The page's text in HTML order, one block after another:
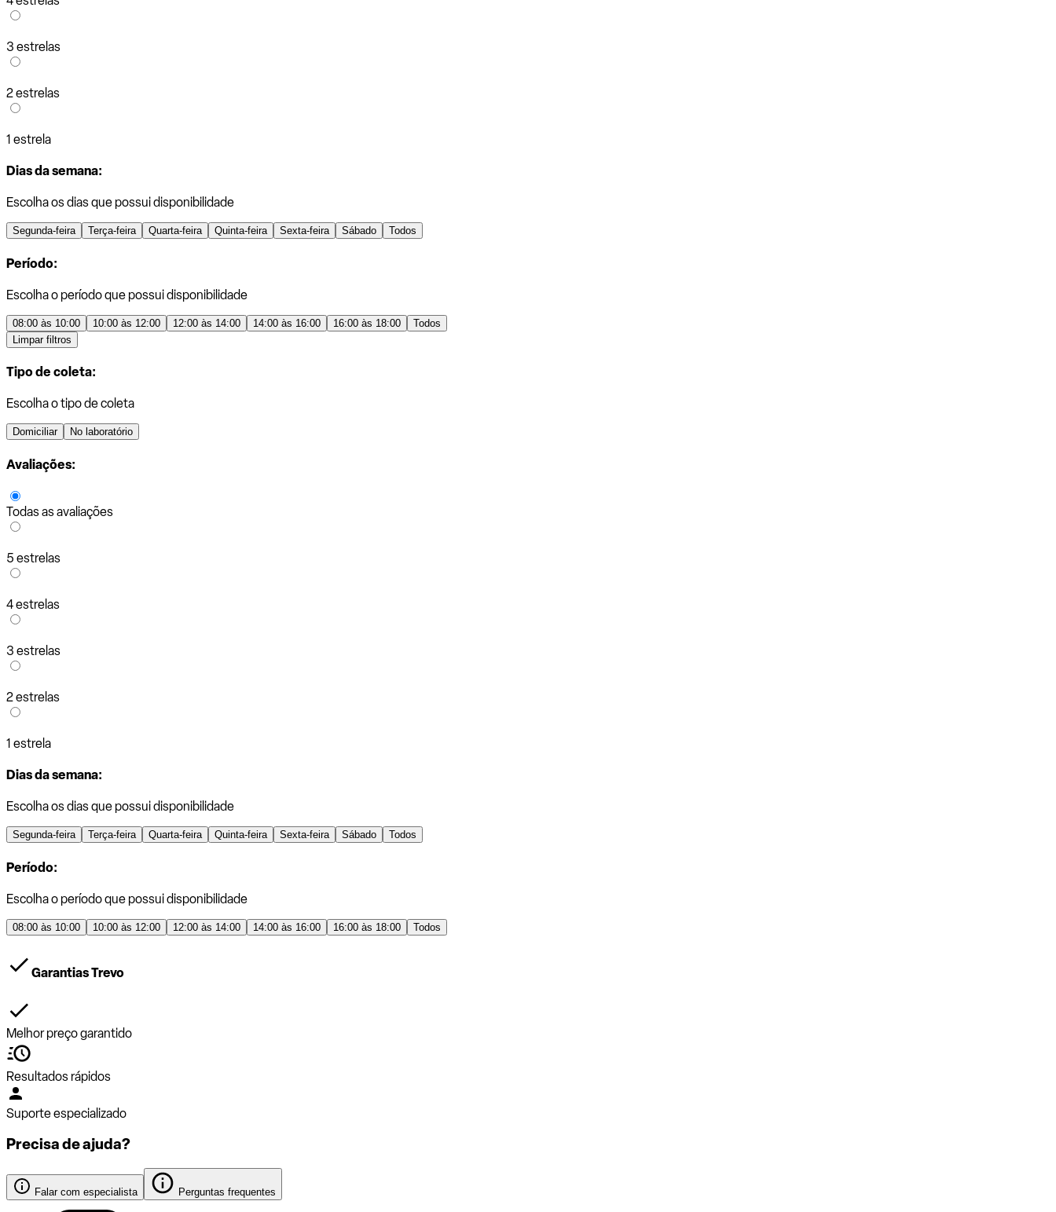
3 estrelas
2 estrelas
1 estrela
Dias da semana:
Escolha os dias que possui disponibilidade
Segunda-feira Terça-feira Quarta-feira Quinta-feira Sexta-feira Sábado Todos
Período:
Escolha o período que possui disponibilidade
08:00 às 10:00 10:00 às 12:00 12:00 às 14:00 14:00 às 16:00 16:00 às 18:00
Todos
Limpar filtros
Tipo de coleta:
Escolha o tipo de coleta
Domiciliar No laboratório
Avaliações:
Todas as avaliações
5 estrelas
4 estrelas
3 estrelas
2 estrelas
1 estrela
Dias da semana:
Escolha os dias que possui disponibilidade
Segunda-feira Terça-feira Quarta-feira Quinta-feira Sexta-feira Sábado Todos
Período:
Escolha o período que possui disponibilidade
08:00 às 10:00 10:00 às 12:00 12:00 às 14:00 14:00 às 16:00 16:00 às 18:00 Todos
Garantias Trevo
Melhor preço garantido
Resultados rápidos
Suporte especializado
Precisa de ajuda?
Falar com especialista Perguntas frequentes